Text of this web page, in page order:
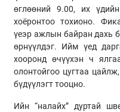
өглөөний 9.00, их
хоёронтоо тохионо.
үеэр ажлын байран дахь
өрнүүлдэг. Ийм үед
хооронд өчүүхэн ч
олонтойгоо цугтаа
бүдүүлэгт тооцно.
Ийн “налайх” дуртай